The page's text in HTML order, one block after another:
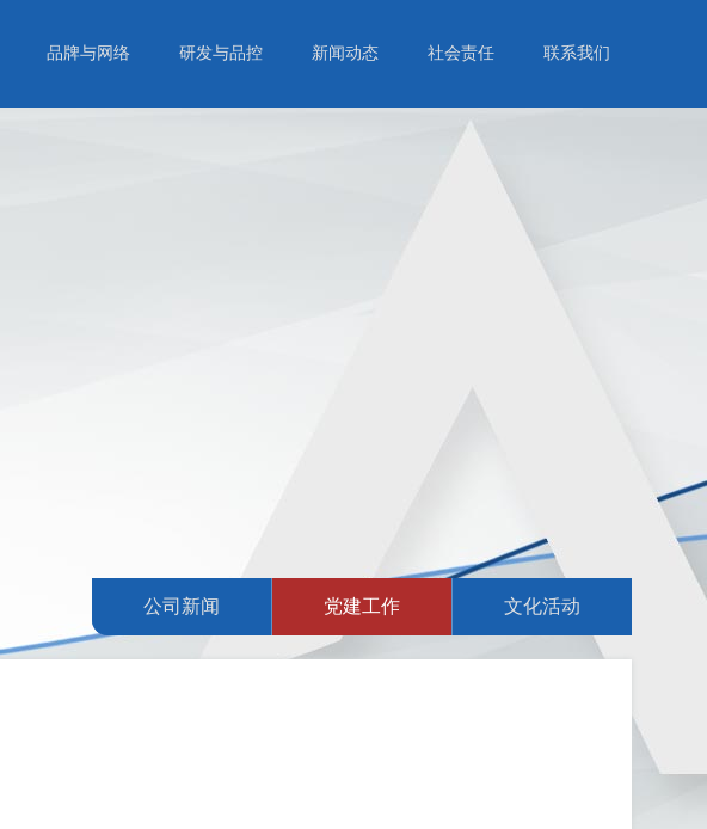
品牌与网络 研发与品控 新闻动态 社会责任 联系我们
公司新闻 党建工作 文化活动